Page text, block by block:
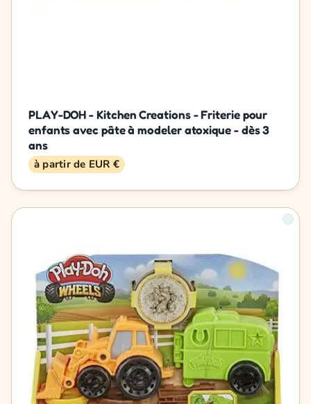
PLAY-DOH - Kitchen Creations - Friterie pour
enfants avec pâte à modeler atoxique - dès 3
ans
à partir de EUR €